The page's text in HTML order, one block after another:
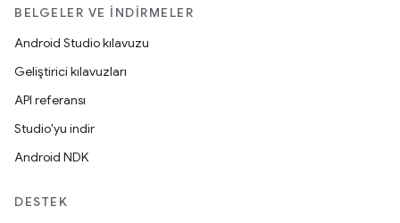
BELGELER VE İNDIRMELER
Android Studio kılavuzu
Geliştirici kılavuzları
API referansı
Studio'yu indir
Android NDK
DESTEK